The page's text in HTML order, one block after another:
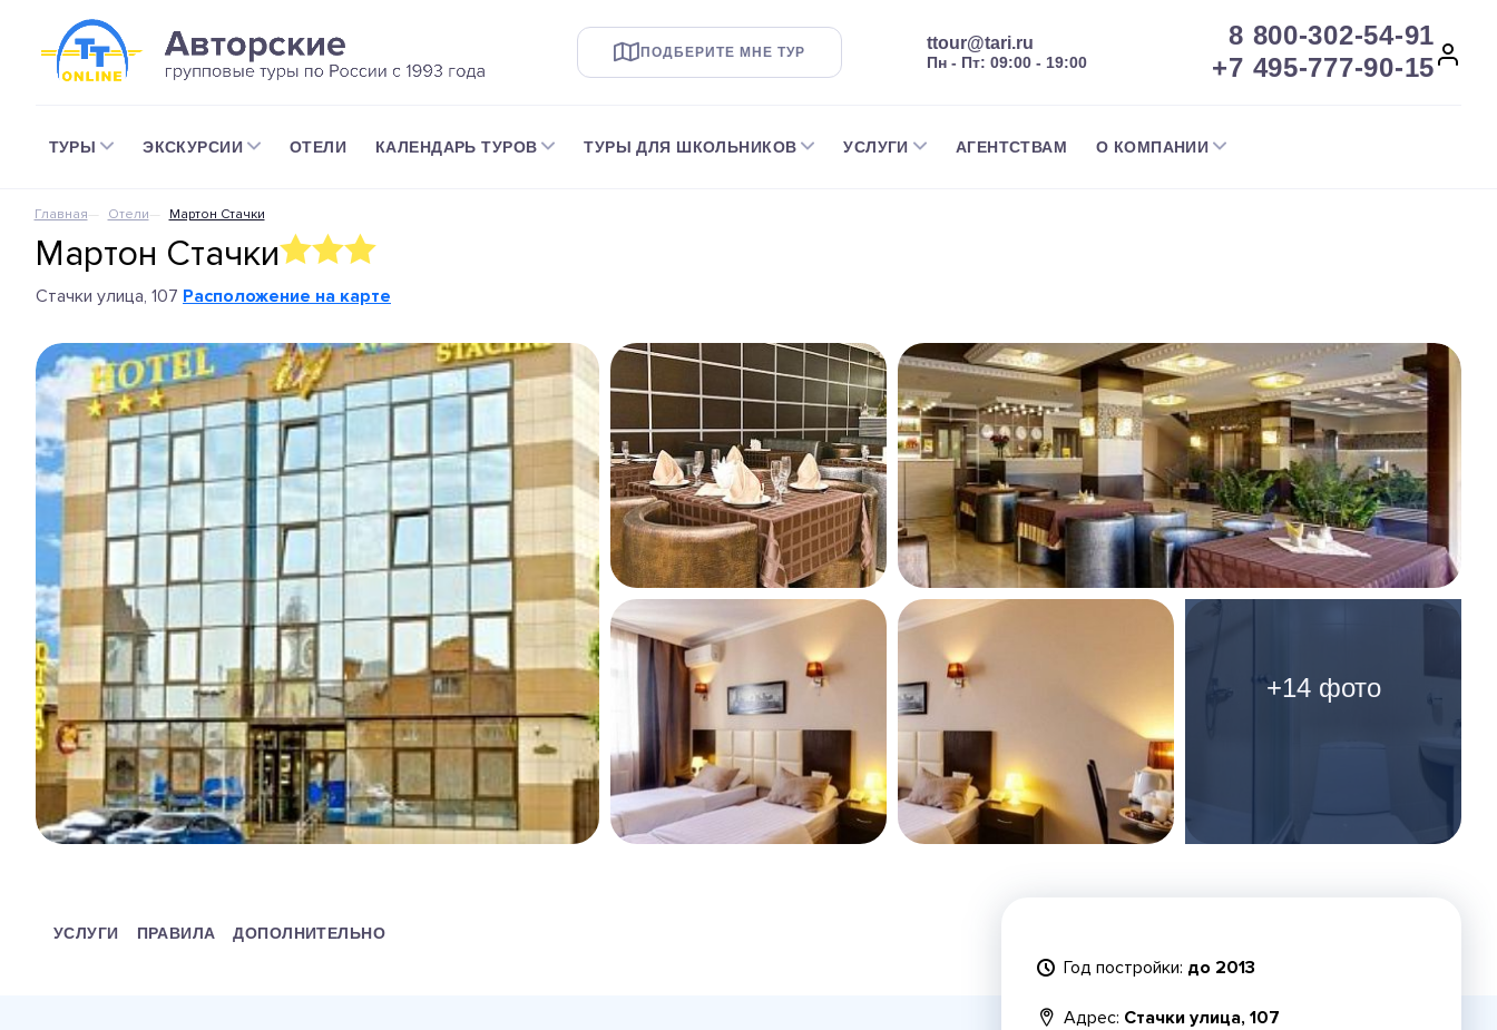
ПОДБЕРИТЕ МНЕ ТУР ttour@tari.ru
Пн - Пт: 09:00 - 19:00
8 800-302-54-91
+7 495-777-90-15
ТУРЫ ЭКСКУРСИИ ОТЕЛИ КАЛЕНДАРЬ ТУРОВ ТУРЫ ДЛЯ ШКОЛЬНИКОВ УСЛУГИ АГЕНТСТВАМ О КОМПАНИИ
Главная Отели Мартон Стачки
Мартон Стачки
Стачки улица, 107 Расположение на карте
+14 фото
Год постройки: до 2013
Адрес: Стачки улица, 107
УСЛУГИ ПРАВИЛА ДОПОЛНИТЕЛЬНО